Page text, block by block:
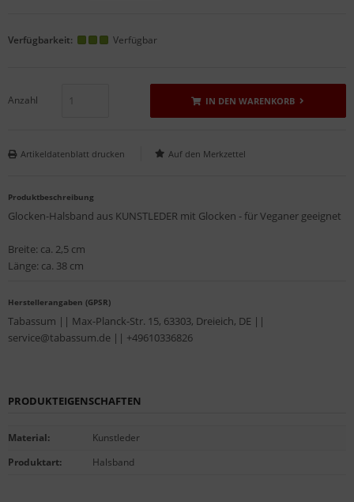
Verfügbarkeit: Verfügbar
Anzahl IN DEN WARENKORB
Artikeldatenblatt drucken
Produktbeschreibung
Glocken-Halsband aus KUNSTLEDER mit Glocken - für Veganer geeignet
Breite: ca. 2,5 cm
Länge: ca. 38 cm
Herstellerangaben (GPSR)
Tabassum || Max-Planck-Str. 15, 63303, Dreieich, DE ||
service@tabassum.de || +49610336826
PRODUKTEIGENSCHAFTEN
Material:
Kunstleder
Produktart: Halsband